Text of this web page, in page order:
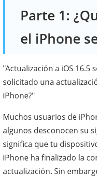
Parte 1:
el iPhone
"Actualización a iOS 16.5
solicitado una
iPhone?"
Muchos usuarios de
algunos desconocen su
significa que tu
iPhone ha finalizado la
actualización. Sin